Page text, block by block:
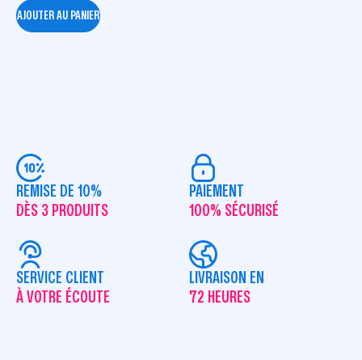
AJOUTER AU PANIER
REMISE DE 10%
DÈS 3 PRODUITS
PAIEMENT
100% SÉCURISÉ
SERVICE CLIENT
À VOTRE ÉCOUTE
LIVRAISON EN
72 HEURES